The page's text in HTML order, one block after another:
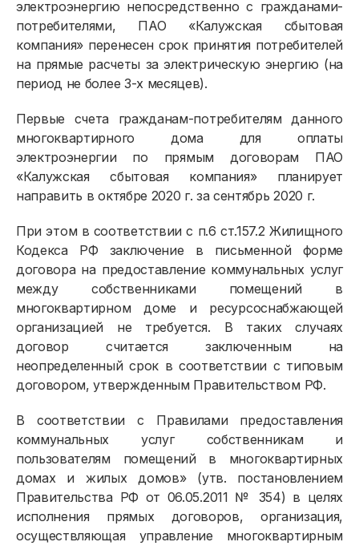
электроэнергию непосредственно с гражданами-
потребителями, ПАО «Калужская сбытовая
компания» перенесен срок принятия потребителей
на прямые расчеты за электрическую энергию (на
период не более 3-х месяцев).
Первые счета гражданам-потребителям данного
многоквартирного дома для оплаты
электроэнергии по прямым договорам ПАО
«Калужская сбытовая компания» планирует
направить в октябре 2020 г. за сентябрь 2020 г.
При этом в соответствии с п.6 ст.157.2 Жилищного
Кодекса РФ заключение в письменной форме
договора на предоставление коммунальных услуг
между собственниками помещений в
многоквартирном доме и ресурсоснабжающей
организацией не требуется. В таких случаях
договор считается заключенным на
неопределенный срок в соответствии с типовым
договором, утвержденным Правительством РФ.
В соответствии с Правилами предоставления
коммунальных услуг собственникам и
пользователям помещений в многоквартирных
домах и жилых домов» (утв. постановлением
Правительства РФ от 06.05.2011 № 354) в целях
исполнения прямых договоров, организация,
осуществляющая управление многоквартирным